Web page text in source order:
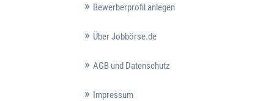
Bewerberprofil anlegen
Über Jobbörse.de
AGB und Datenschutz
Impressum